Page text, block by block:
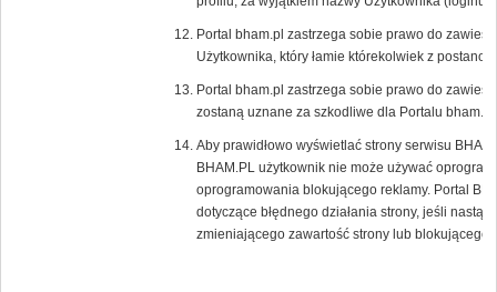
Portal bham.pl zastrzega sobie prawo do
Użytkownika, który łamie którekolwiek z
Portal bham.pl zastrzega sobie prawo do
zostaną uznane za szkodliwe dla Portalu bham.pl.
Aby prawidłowo wyświetlać strony serwisu
BHAM.PL użytkownik nie może używać
oprogramowania blokującego reklamy. Portal
dotyczące błędnego działania strony, jeśli
zmieniającego zawartość strony lub blokującego